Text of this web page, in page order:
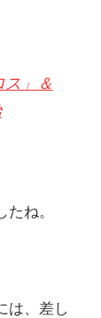
」＆
ね。
は、差し